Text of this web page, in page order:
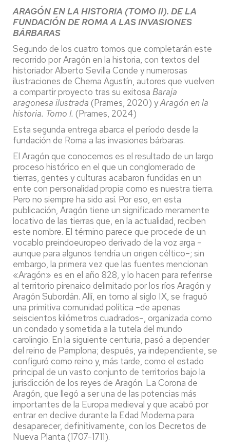
ARAGÓN EN LA HISTORIA (TOMO II). DE LA
FUNDACIÓN DE ROMA A LAS INVASIONES
BÁRBARAS
Segundo de los cuatro tomos que completarán este
recorrido por Aragón en la historia, con textos del
historiador Alberto Sevilla Conde y numerosas
ilustraciones de Chema Agustín, autores que vuelven
a compartir proyecto tras su exitosa Baraja
aragonesa ilustrada (Prames, 2020) yAragón en la
historia. Tomo I. (Prames, 2024)
Esta segunda entrega abarca el período desde la
fundación de Roma a las invasiones bárbaras.
El Aragón que conocemos es el resultado de un largo
proceso histórico en el que un conglomerado de
tierras, gentes y culturas acabaron fundidas en un
ente con personalidad propia como es nuestra tierra.
Pero no siempre ha sido así. Por eso, en esta
publicación, Aragón tiene un significado meramente
locativo de las tierras que, en la actualidad, reciben
este nombre. El término parece que procede de un
vocablo preindoeuropeo derivado de la voz arga –
aunque para algunos tendría un origen céltico–; sin
embargo, la primera vez que las fuentes mencionan
«Aragón» es en el año 828, y lo hacen para referirse
al territorio pirenaico delimitado por los ríos Aragón y
Aragón Subordán. Allí, en torno al siglo IX, se fraguó
una primitiva comunidad política –de apenas
seiscientos kilómetros cuadrados–, organizada como
un condado y sometida a la tutela del mundo
carolingio. En la siguiente centuria, pasó a depender
del reino de Pamplona; después, ya independiente, se
configuró como reino y, más tarde, como el estado
principal de un vasto conjunto de territorios bajo la
jurisdicción de los reyes de Aragón. La Corona de
Aragón, que llegó a ser una de las potencias más
importantes de la Europa medieval y que acabó por
entrar en declive durante la Edad Moderna para
desaparecer, definitivamente, con los Decretos de
Nueva Planta (1707-1711).